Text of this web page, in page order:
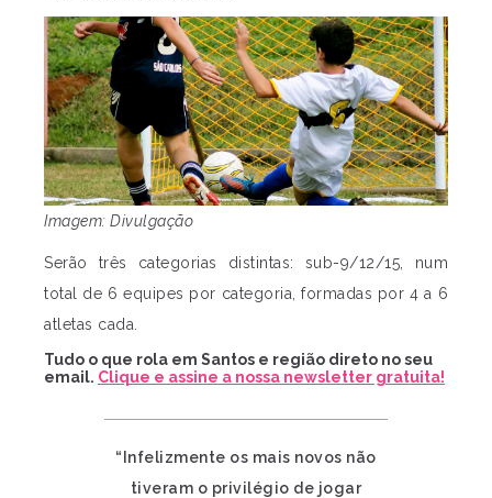
Imagem: Divulgação
Serão três categorias distintas: sub-9/12/15, num
total de 6 equipes por categoria, formadas por 4 a 6
atletas cada.
Tudo o que rola em Santos e região direto no seu
email. Clique e assine a nossa newsletter gratuita!
“Infelizmente os mais novos não
tiveram o privilégio de jogar